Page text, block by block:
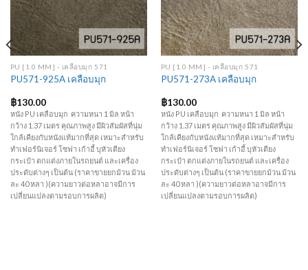
PU [1.0 MM] - เคลือบมุก 571
PU571-925A เคลือบมุก
฿130.00
หนัง PU เคลือบมุก ความหนา 1 มิล หน้า
กว้าง 1.37 เมตร คุณภาพสูง มีผิวสัมผัสที่นุ่ม
ใกล้เคียงกับหนังแท้มากที่สุด เหมาะสำหรับ
ทำเฟอร์นิเจอร์ โซฟา เก้าอี้ บุหัวเตียง
กระเป๋า ตกแต่งภายในรถยนต์ และเครื่อง
ประดับต่างๆ เป็นต้น (ราคาขายยกม้วน ม้วน
ละ 40 หลา )(ความยาวต่อหลาอาจมีการ
เปลี่ยนแปลงตามรอบการผลิต)
PU [1.0 MM] - เคลือบมุก 571
PU571-273A เคลือบมุก
฿130.00
หนัง PU เคลือบมุก ความหนา 1 มิล หน้า
กว้าง 1.37 เมตร คุณภาพสูง มีผิวสัมผัสที่นุ่ม
ใกล้เคียงกับหนังแท้มากที่สุด เหมาะสำหรับ
ทำเฟอร์นิเจอร์ โซฟา เก้าอี้ บุหัวเตียง
กระเป๋า ตกแต่งภายในรถยนต์ และเครื่อง
ประดับต่างๆ เป็นต้น (ราคาขายยกม้วน ม้วน
ละ 40 หลา )(ความยาวต่อหลาอาจมีการ
เปลี่ยนแปลงตามรอบการผลิต)